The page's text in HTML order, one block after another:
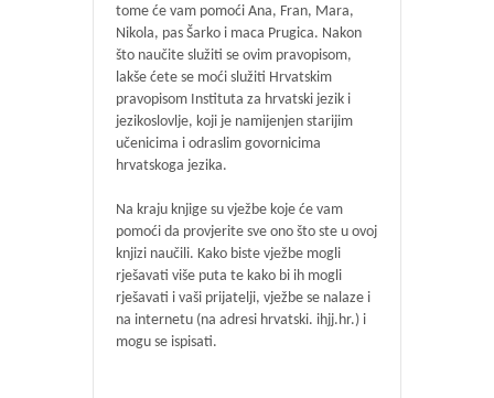
tome će vam pomoći Ana, Fran, Mara,
Nikola, pas Šarko i maca Prugica. Nakon
što naučite služiti se ovim pravopisom,
lakše ćete se moći služiti Hrvatskim
pravopisom Instituta za hrvatski jezik i
jezikoslovlje, koji je namijenjen starijim
učenicima i odraslim govornicima
hrvatskoga jezika.
Na kraju knjige su vježbe koje će vam
pomoći da provjerite sve ono što ste u ovoj
knjizi naučili. Kako biste vježbe mogli
rješavati više puta te kako bi ih mogli
rješavati i vaši prijatelji, vježbe se nalaze i
na internetu (na adresi hrvatski. ihjj.hr.) i
mogu se ispisati.